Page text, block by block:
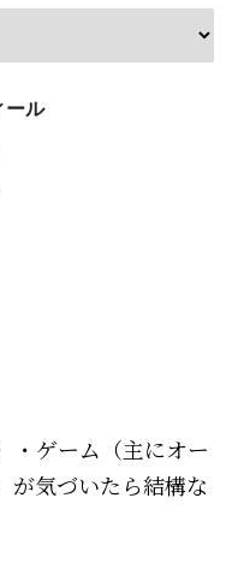
ール
・ゲーム（主にオー
が気づいたら結構な